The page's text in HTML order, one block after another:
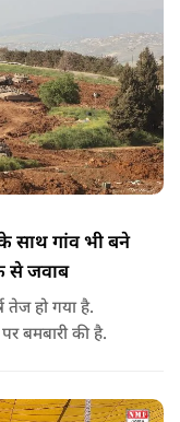
साथ गांव भी बने
से जवाब
हो गया है.
बमबारी की है.